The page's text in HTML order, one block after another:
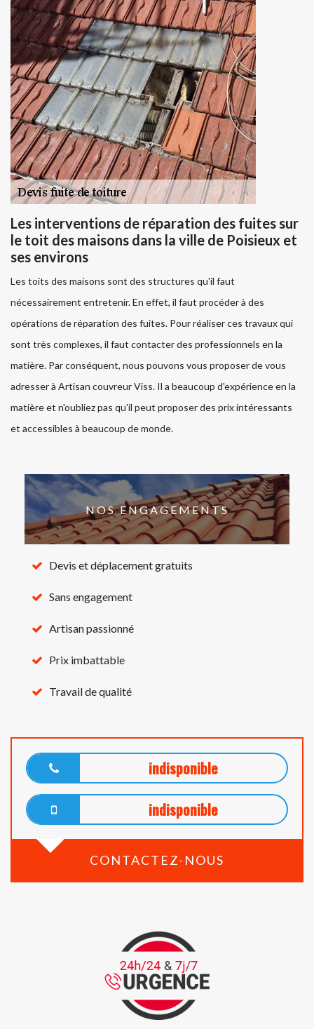
Les interventions de réparation des fuites sur
le toit des maisons dans la ville de Poisieux et
ses environs
Les toits des maisons sont des structures qu'il faut
nécessairement entretenir. En effet, il faut procéder à des
opérations de réparation des fuites. Pour réaliser ces travaux qui
sont très complexes, il faut contacter des professionnels en la
matière. Par conséquent, nous pouvons vous proposer de vous
adresser à Artisan couvreur Viss. Il a beaucoup d'expérience en la
matière et n'oubliez pas qu'il peut proposer des prix intéressants
et accessibles à beaucoup de monde.
NOS ENGAGEMENTS
Devis et déplacement gratuits
Sans engagement
Artisan passionné
Prix imbattable
Travail de qualité
indisponible
indisponible
CONTACTEZ-NOUS